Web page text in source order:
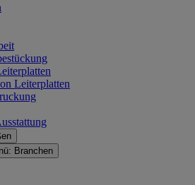
Leiterplatten
Branchen